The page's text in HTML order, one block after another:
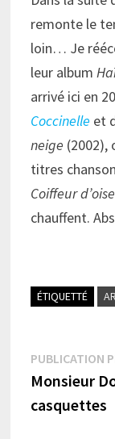
remonte le
loin… Je
leur album
arrivé ici en
Coccinelle et
neige (2002),
titres
Coiffeur
chauffent.
ÉTIQUETTÉ
de
l’article
PUBLICATION
Monsieur
casquettes